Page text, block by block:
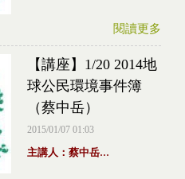
閱讀更多
【講座】1/20 2014地
球公民環境事件簿
（蔡中岳）
2015/01/07 01:03
主講人：蔡中岳...